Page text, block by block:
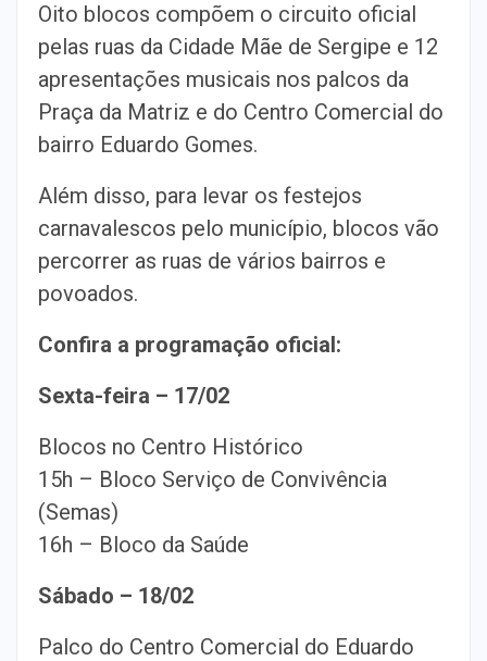
Oito blocos compõem o circuito oficial
pelas ruas da Cidade Mãe de Sergipe e 12
apresentações musicais nos palcos da
Praça da Matriz e do Centro Comercial do
bairro Eduardo Gomes.
Além disso, para levar os festejos
carnavalescos pelo município, blocos vão
percorrer as ruas de vários bairros e
povoados.
Confira a programação oficial:
Sexta-feira – 17/02
Blocos no Centro Histórico
15h – Bloco Serviço de Convivência
(Semas)
16h – Bloco da Saúde
Sábado – 18/02
Palco do Centro Comercial do Eduardo